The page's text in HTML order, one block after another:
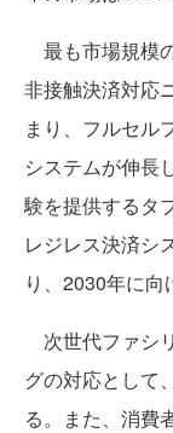
最も市場規模
非接触決済対応
まり、フルセル
システムが伸長
験を提供するタ
レジレス決済シ
り、2030年に向
次世代ファシ
グの対応として
る。また、消費